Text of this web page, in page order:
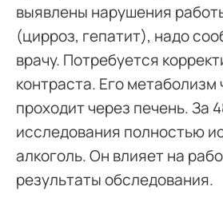
выявлены нарушения
(цирроз, гепатит), надо
врачу. Потребуется
контраста. Его метаболизм
проходит через печень. За
исследования полностью
алкоголь. Он влияет на
результаты обследования.